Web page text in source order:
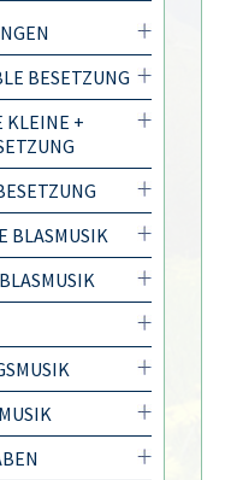
BESETZUNG
KLEINE +
BLASMUSIK